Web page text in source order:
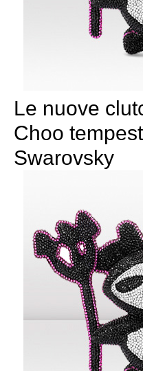
Le nuove
Choo
Swarovsky